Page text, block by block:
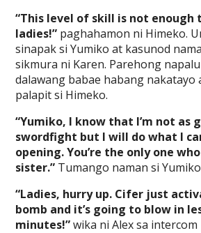
“This level of skill is not enough
ladies!” paghahamon ni Himeko.
sinapak si Yumiko at kasunod
sikmura ni Karen. Parehong
dalawang babae habang nakatayo
palapit si Himeko.
“Yumiko, I know that I’m not as
swordfight but I will do what I
opening. You’re the only one
sister.” Tumango naman si
“Ladies, hurry up. Cifer just
bomb and it’s going to blow in
minutes!”wika ni Alex sa intercom